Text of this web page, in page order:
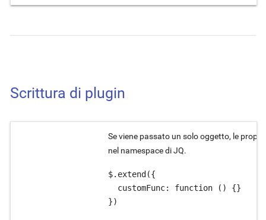
Scrittura di plugin
Se viene passato un solo oggetto, le
nel namespace di JQ.
$.extend({
  customFunc: function () {}
})